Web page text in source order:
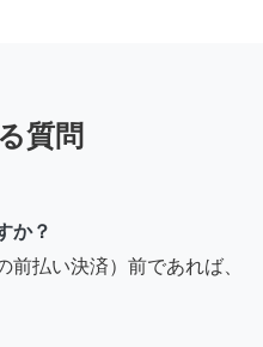
質問
か？
払い決済）前であれば、